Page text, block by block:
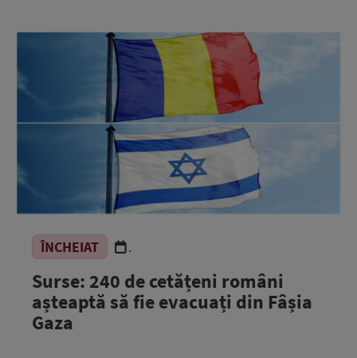
ÎNCHEIAT .
Surse: 240 de cetățeni români
așteaptă să fie evacuați din Fâșia
Gaza